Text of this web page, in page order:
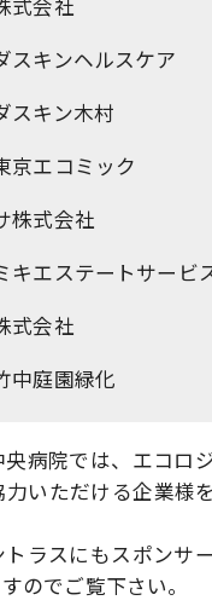
式会社
スキンヘルスケア
スキン木村
京エコミック
株式会社
キエステートサービ
式会社
中庭園緑化
病院では、エコロ
いただける企業様
ラスにもスポンサ
のでご覧下さい。